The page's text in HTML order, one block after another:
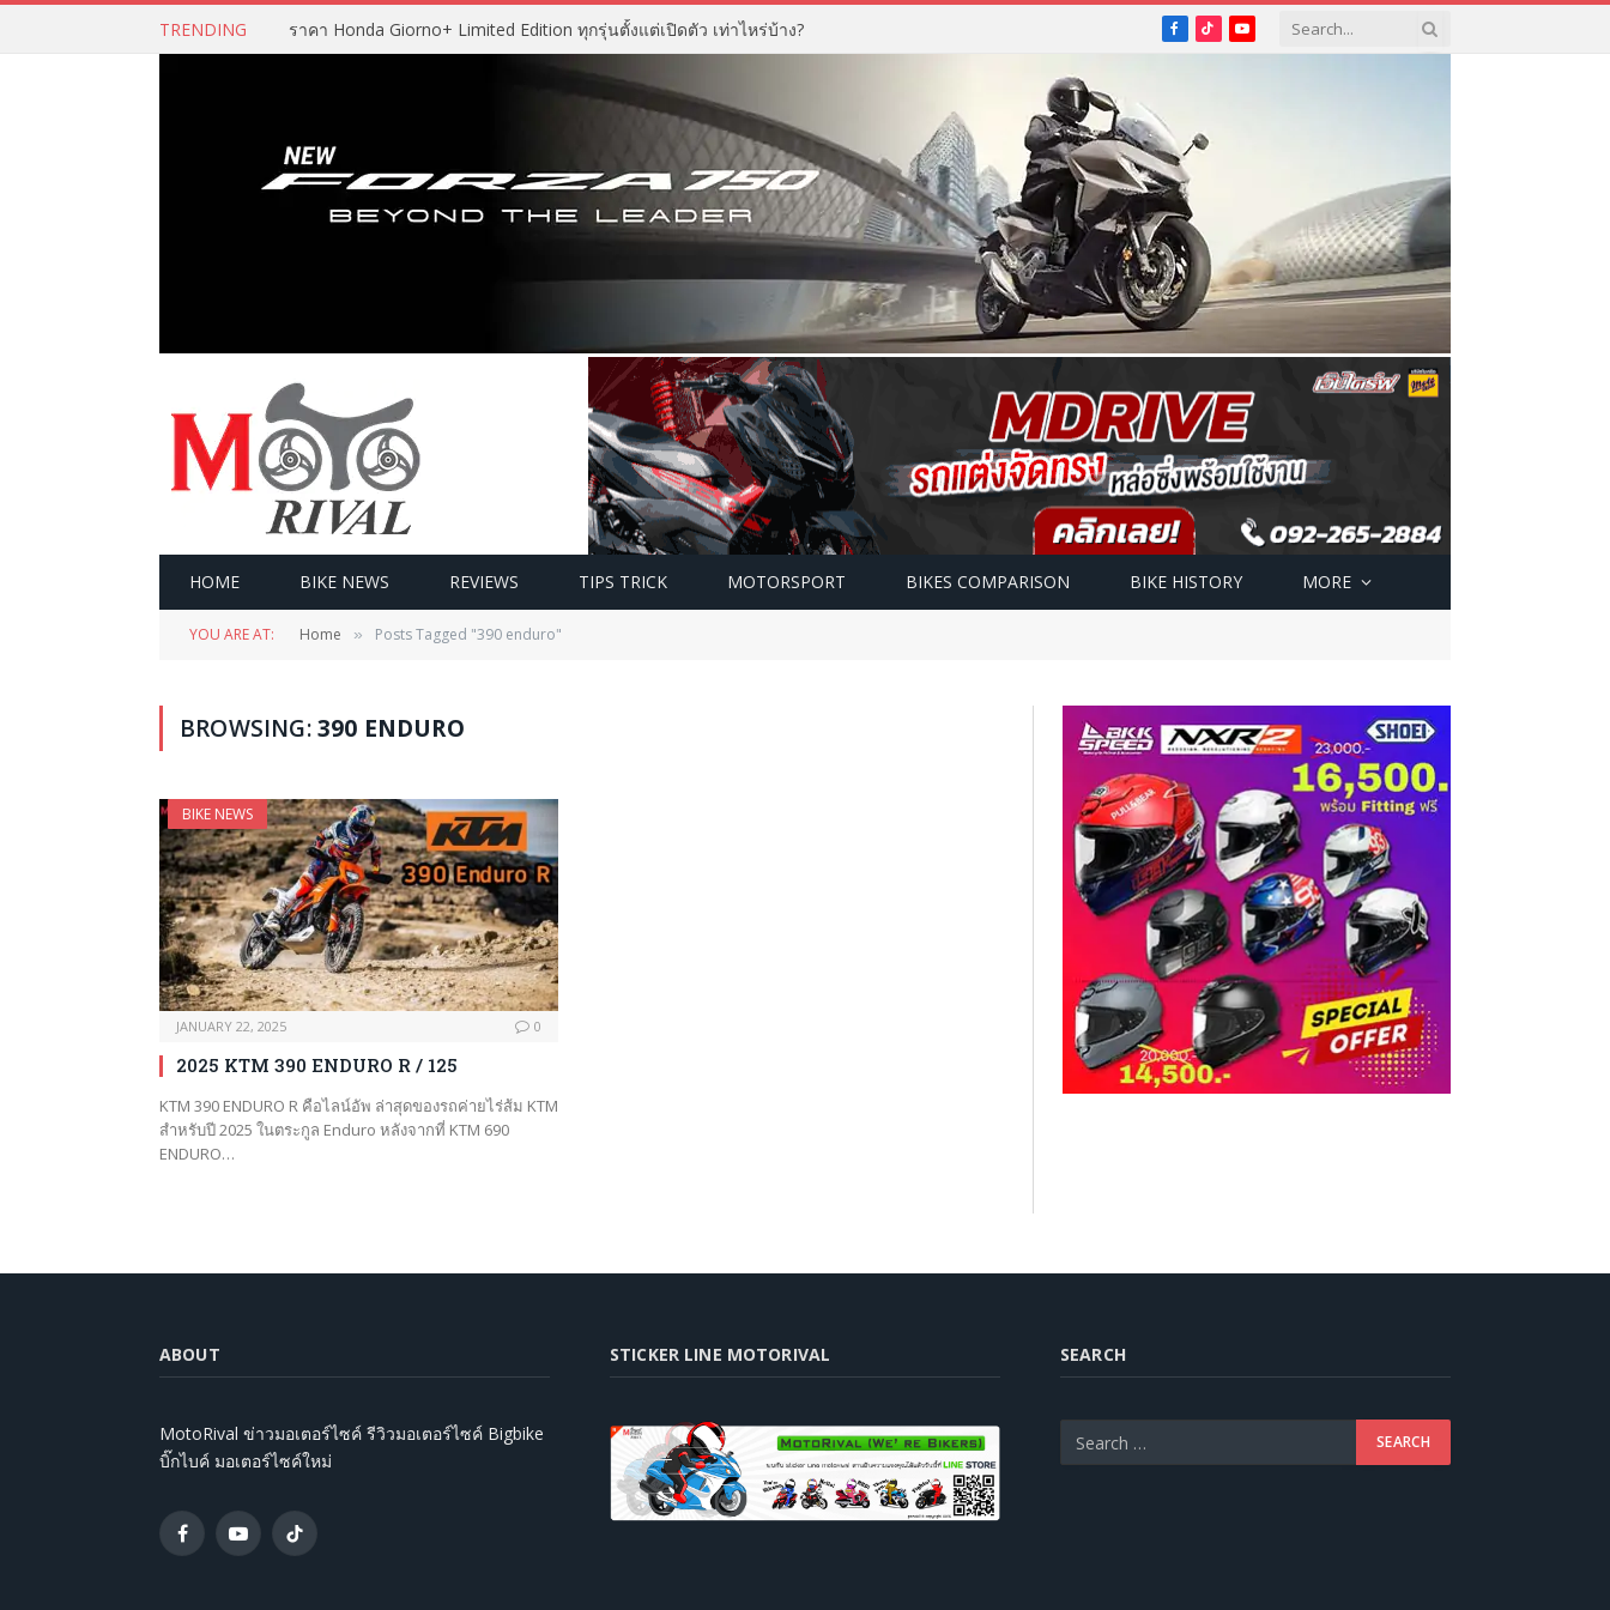
TRENDING ราคา Honda Giorno+ Limited Edition ทุกรุ่นตั้งแต่เปิดตัว เท่าไหร่บ้าง? Facebook
TikTokYouTube
HOME BIKE NEWS REVIEWS TIPS TRICK MOTORSPORT BIKES COMPARISON BIKE HISTORY MORE
YOU ARE AT: Home » Posts Tagged "390 enduro"
BROWSING:390 ENDURO
BIKE NEWS
JANUARY 22, 2025 0
2025 KTM 390 ENDURO R / 125
KTM 390 ENDURO R คือไลน์อัพ ล่าสุดของรถค่ายไร่ส้ม KTM
สำหรับปี 2025 ในตระกูล Enduro หลังจากที่ KTM 690
ENDURO…
ABOUT
MotoRival ข่าวมอเตอร์ไซค์ รีวิวมอเตอร์ไซค์ Bigbike
บิ๊กไบค์ มอเตอร์ไซค์ใหม่
FacebookYouTubeTikTok
STICKER LINE MOTORIVAL SEARCH